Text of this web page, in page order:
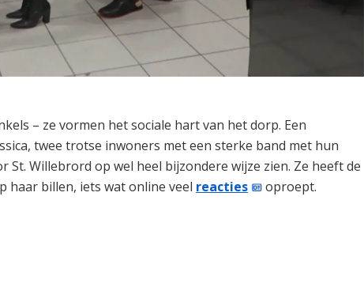
– ze vormen het sociale hart van het dorp. Een
twee trotse inwoners met een sterke band met hun
St. Willebrord op wel heel bijzondere wijze zien. Ze heeft de
haar billen, iets wat online veel reacties oproept.